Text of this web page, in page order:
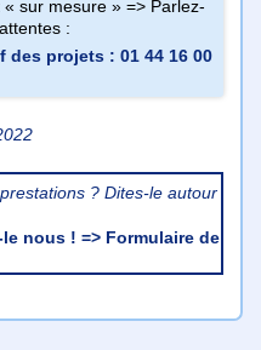
sur mesure » => Parlez-
:
des projets : 01 44 16 00
? Dites-le autour
nous ! => Formulaire de